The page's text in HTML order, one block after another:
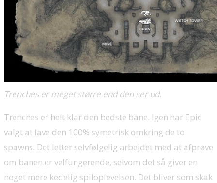
Trenches er meget større end den ser ud.
Trenches er helt klar den bedste bane. Igen har Epic
valgt at lave den 100% symetrisk omkring de to
spawns. Det letter selvfølgelig arbejdet med at afprøve
om banen er velfungerende, selvom det så giver en
noget mere kedelig spiloplevelsen. Det bliver som skak